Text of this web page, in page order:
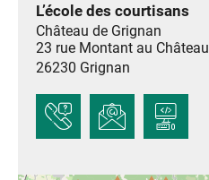
L’école des courtisans
Château de Grignan
23 rue Montant au Château
26230 Grignan